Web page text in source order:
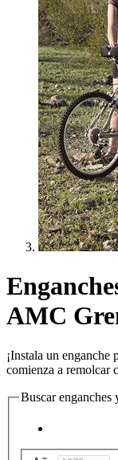
AMC
¡Instala un
comienza a remolcar
Buscar enganches